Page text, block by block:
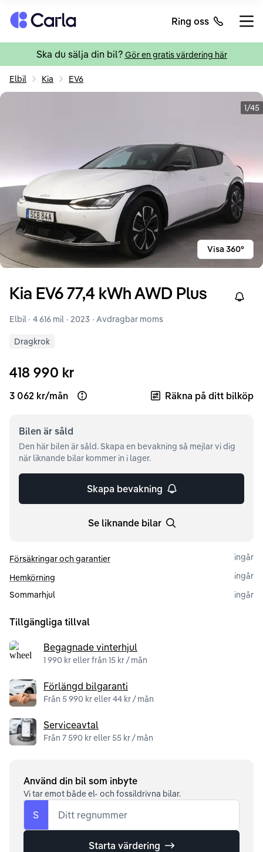
Tillbaka till startsidan Ring oss
Ska du sälja din bil? Gör en gratis värdering här
Elbil Kia EV6
1/45
Visa 360°
Kia EV677,4 kWh AWD Plus Right
Elbil · 4 616 mil · 2023 · Avdragbar moms
Dragkrok
418 990 kr
3 062 kr/mån Open loan example Räkna på ditt bilköp
Bilen är såld
Den här bilen är såld. Skapa en bevakning så mejlar vi dig
när liknande bilar kommer in i lager.
Skapa bevakning
Se liknande bilar
Försäkringar och garantier
ingår
Hemkörning
ingår
Sommarhjul
ingår
Tillgängliga tillval
Begagnade vinterhjul
1 990 kr eller från 15 kr / mån
Förlängd bilgaranti
Från 5 990 kr eller 44 kr / mån
Serviceavtal
Från 7 590 kr eller 55 kr / mån
Använd din bil som inbyte
Vi tar emot både el- och fossildrivna bilar.
S Ditt regnummer
Starta värdering